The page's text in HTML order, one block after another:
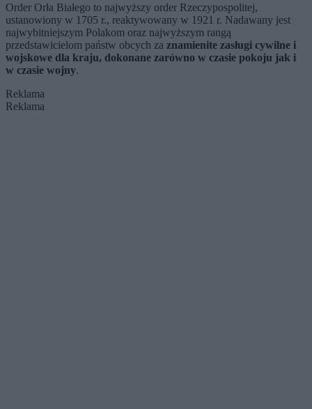
Order Orła Białego to najwyższy order Rzeczypospolitej,
ustanowiony w 1705 r., reaktywowany w 1921 r. Nadawany jest
najwybitniejszym Polakom oraz najwyższym rangą
przedstawicielom państw obcych za znamienite zasługi cywilne i
wojskowe dla kraju, dokonane zarówno w czasie pokoju jak i
w czasie wojny.
Reklama
Reklama